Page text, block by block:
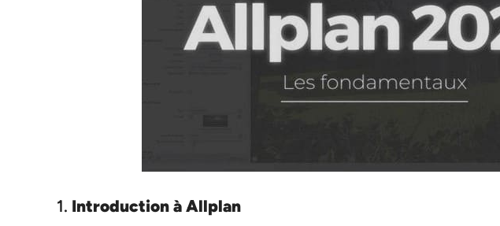
1. Introduction à Allplan